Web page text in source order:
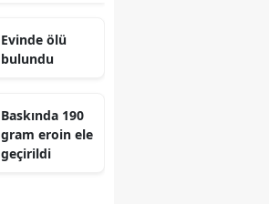
Evinde ölü
bulundu
Baskında 190
gram eroin ele
geçirildi